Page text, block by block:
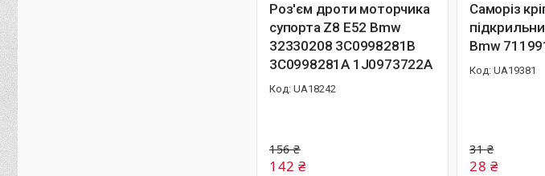
Роз'єм дроти моторчика
супорта Z8 E52 Bmw
32330208 3C0998281B
3C0998281A 1J0973722A
UA18242
156 ₴
142 ₴
Саморіз
Bmw
UA19381
31 ₴
28 ₴